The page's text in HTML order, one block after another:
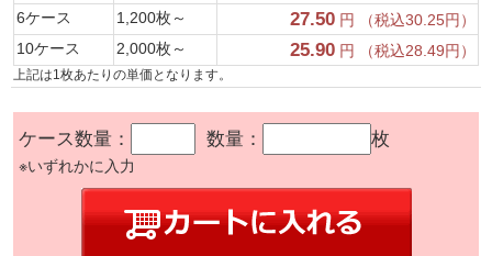
6ケース
1,200枚～ 27.50 円 （税込30.25円）
10ケース
2,000枚～ 25.90 円 （税込28.49円）
上記は1枚あたりの単価となります。
ケース数量： 数量： 枚
※いずれかに入力